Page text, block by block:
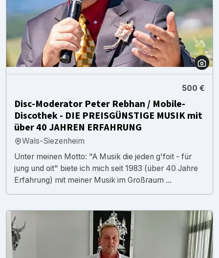
500 €
Disc-Moderator Peter Rebhan / Mobile-
Discothek - DIE PREISGÜNSTIGE MUSIK mit
über 40 JAHREN ERFAHRUNG
Wals-Siezenheim
Unter meinen Motto: "A Musik die jeden g'foit - für
jung und oit" biete ich mich seit 1983 (über 40 Jahre
Erfahrung) mit meiner Musik im Großraum ...